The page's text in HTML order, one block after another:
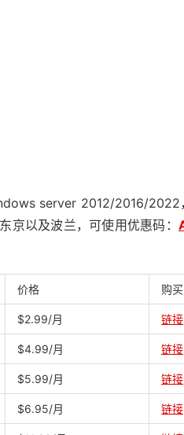
server 2012/2016/2022
京以及波兰，可使用优惠码：
价格 购买
$2.99/月 链接
$4.99/月 链接
$5.99/月 链接
$6.95/月 链接